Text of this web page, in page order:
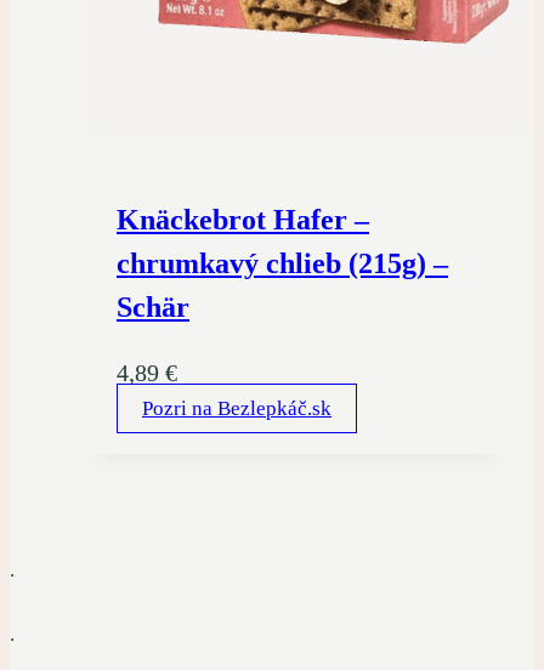
Knäckebrot Hafer –
chrumkavý chlieb (215g) –
Schär
4,89 €
Pozri na Bezlepkáč.sk
.
.